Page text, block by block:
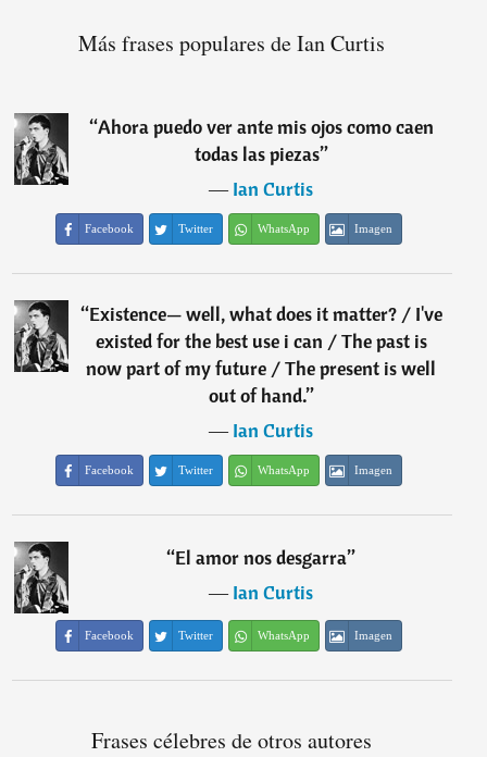
Más frases populares de Ian Curtis
“Ahora puedo ver ante mis ojos como caen
todas las piezas”
―Ian Curtis
Facebook Twitter WhatsApp Imagen
“Existence— well, what does it matter? / I've
existed for the best use i can / The past is
now part of my future / The present is well
out of hand.”
―Ian Curtis
Facebook Twitter WhatsApp Imagen
“El amor nos desgarra”
―Ian Curtis
Facebook Twitter WhatsApp Imagen
Frases célebres de otros autores